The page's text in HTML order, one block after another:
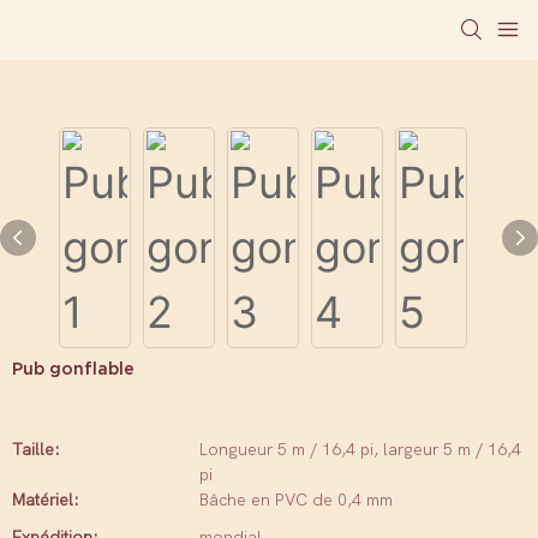
Pub gonflable
Taille:
Longueur 5 m / 16,4 pi, largeur 5 m / 16,4
pi
Matériel:
Bâche en PVC de 0,4 mm